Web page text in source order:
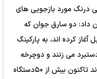
درنگ مورد بازجویی های
داد: دو سارق جوان که
دوچرخه را از ۲ ماه قبل آغاز کرده اند، به پارکینگ
دستبرد می زنند و دوچرخه
هارا به سرقت می برند. آن ها معترف شدند تاکنون بیش از ۵۰دستگاه